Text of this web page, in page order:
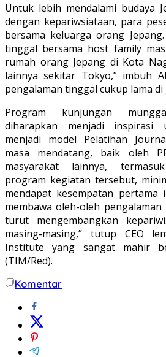
Untuk lebih mendalami budaya
dengan kepariwsiataan, para
bersama keluarga orang
tinggal bersama host family
rumah orang Jepang di Kota
lainnya sekitar Tokyo,” imbuh
pengalaman tinggal cukup lama di
Program kunjungan
diharapkan menjadi inspirasi
menjadi model Pelatihan
masa mendatang, baik oleh
masyarakat lainnya,
program kegiatan tersebut,
mendapat kesempatan
membawa oleh-oleh
turut mengembangkan
masing-masing,” tutup CEO
Institute yang sangat mahir
(TIM/Red).
Komentar